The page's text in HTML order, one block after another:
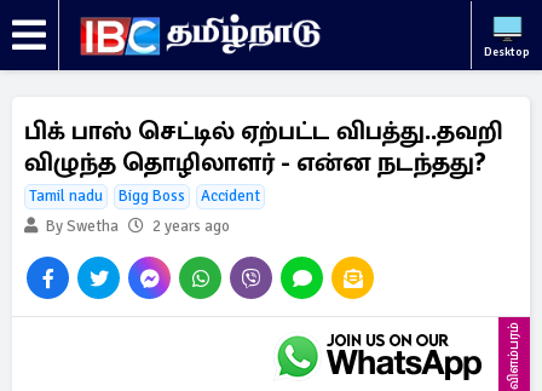
Desktop
பிக் பாஸ் செட்டில் ஏற்பட்ட விபத்து..தவறி
விழுந்த தொழிலாளர் - என்ன நடந்தது?
Tamil nadu Bigg Boss
Accident
By Swetha
2 years ago
விளம்பரம்